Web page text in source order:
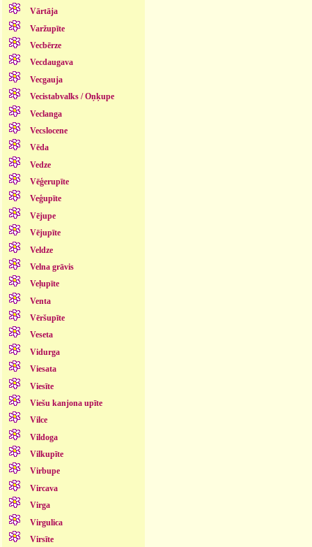
Vārtāja
Varžupīte
Vecbērze
Vecdaugava
Vecgauja
Vecistabvalks / Oņķupe
Veclanga
Vecslocene
Vēda
Vedze
Vēģerupīte
Veģupīte
Vējupe
Vējupīte
Veldze
Velna grāvis
Veļupīte
Venta
Vēršupīte
Veseta
Vidurga
Viesata
Viesīte
Viešu kanjona upīte
Vilce
Vildoga
Vilkupīte
Virbupe
Vircava
Virga
Virgulica
Virsīte